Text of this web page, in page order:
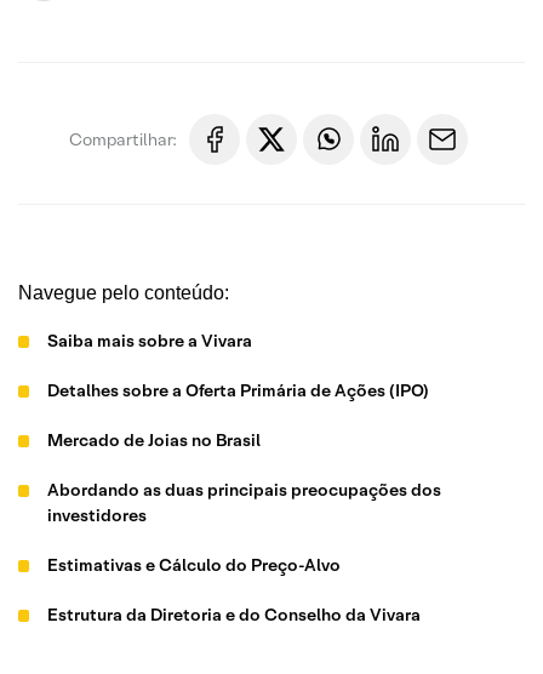
Compartilhar:
Navegue pelo conteúdo:
Saiba mais sobre a Vivara
Detalhes sobre a Oferta Primária de Ações (IPO)
Mercado de Joias no Brasil
Abordando as duas principais preocupações dos
investidores
Estimativas e Cálculo do Preço-Alvo
Estrutura da Diretoria e do Conselho da Vivara